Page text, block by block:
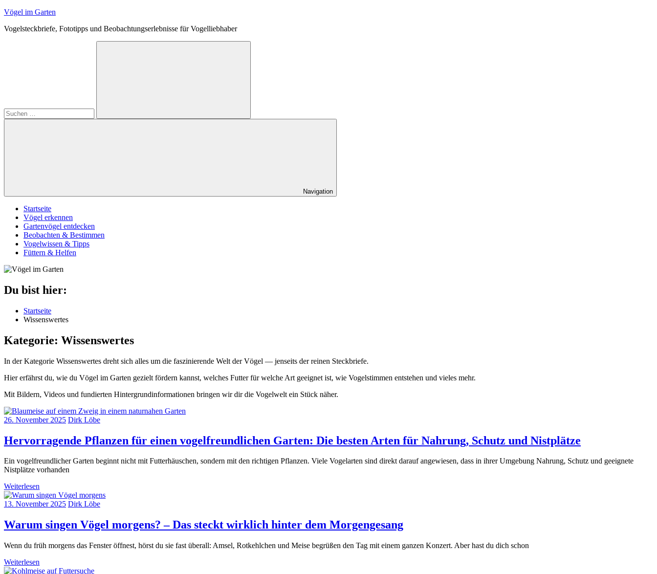
Zum
springen
Vögel im Garten
Vogelsteckbriefe, Fototipps und Beobachtungserlebnisse für Vogelliebhaber
Suchen
Navigation
Startseite
Vögel erkennen
Gartenvögel entdecken
Beobachten & Bestimmen
Vogelwissen & Tipps
Füttern & Helfen
Du bist hier:
Startseite
Wissenswertes
Kategorie: Wissenswertes
In der Kategorie Wissenswertes dreht sich alles um die faszinierende Welt der Vögel — jenseits der reinen Steckbriefe.
Hier erfährst du, wie du Vögel im Garten gezielt fördern kannst, welches Futter für welche Art geeignet ist, wie Vogelstimmen entstehen und vieles mehr.
Mit Bildern, Videos und fundierten Hintergrundinformationen bringen wir dir die Vogelwelt ein Stück näher.
26. November 2025 Dirk Löbe
Hervorragende Pflanzen für einen vogelfreundlichen Garten: Die besten Arten für Nahrung, Schutz und Nistplätze
Ein vogelfreundlicher Garten beginnt nicht mit Futterhäuschen, sondern mit den richtigen Pflanzen. Viele Vogelarten sind direkt darauf angewiesen, dass in ihrer Umgebung Nahrung, Schutz und geeignete
Nistplätze vorhanden
Weiterlesen
13. November 2025 Dirk Löbe
Warum singen Vögel morgens? – Das steckt wirklich hinter dem Morgengesang
Wenn du früh morgens das Fenster öffnest, hörst du sie fast überall: Amsel, Rotkehlchen und Meise begrüßen den Tag mit einem ganzen Konzert. Aber hast du dich schon
Weiterlesen